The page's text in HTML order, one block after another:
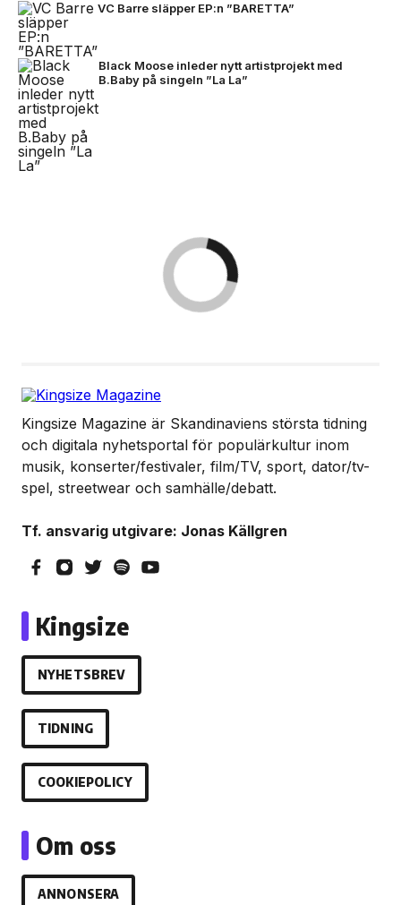
VC Barre släpper EP:n ”BARETTA”
Black Moose inleder nytt artistprojekt med
B.Baby på singeln ”La La”
Kingsize Magazine är Skandinaviens största tidning
och digitala nyhetsportal för populärkultur inom
musik, konserter/festivaler, film/TV, sport, dator/tv-
spel, streetwear och samhälle/debatt.
Tf. ansvarig utgivare: Jonas Källgren
Kingsize
NYHETSBREV
TIDNING
COOKIEPOLICY
Om oss
ANNONSERA